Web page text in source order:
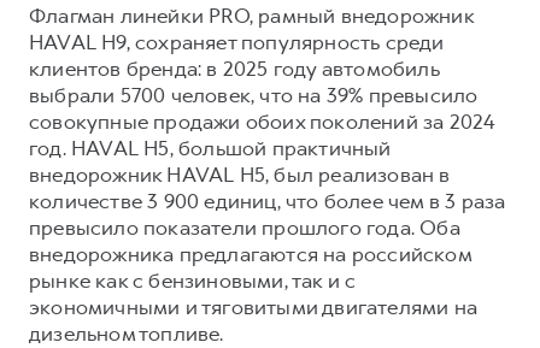
Флагман линейки PRO, рамный внедорожник
HAVAL H9, сохраняет популярность среди
клиентов бренда: в 2025 году автомобиль
выбрали 5700 человек, что на 39% превысило
совокупные продажи обоих поколений за 2024
год. HAVAL H5, большой практичный
внедорожник HAVAL H5, был реализован в
количестве 3 900 единиц, что более чем в 3 раза
превысило показатели прошлого года. Оба
внедорожника предлагаются на российском
рынке как с бензиновыми, так и с
экономичными и тяговитыми двигателями на
дизельном топливе.